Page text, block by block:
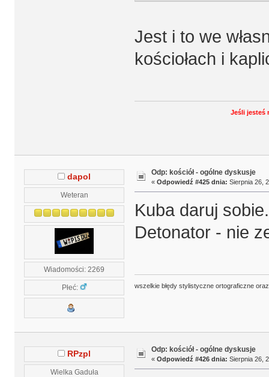
Jest i to we
kościołach i
Jeśli jesteś
dapol
Weteran
Wiadomości: 2269
Płeć:
Odp: kościół - ogólne dyskusje
« Odpowiedź #425 dnia: Sierpnia 26,
Kuba daruj sobie.
Detonator - nie
wszelkie błędy stylistyczne ortograficzne
RPzpl
Wielka Gaduła
Odp: kościół - ogólne dyskusje
« Odpowiedź #426 dnia: Sierpnia 26,